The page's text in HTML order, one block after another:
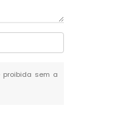
proibida sem a